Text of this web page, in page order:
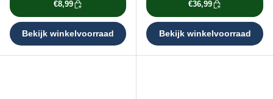
€8,99
Bekijk winkelvoorraad
€36,99
Bekijk winkelvoorraad